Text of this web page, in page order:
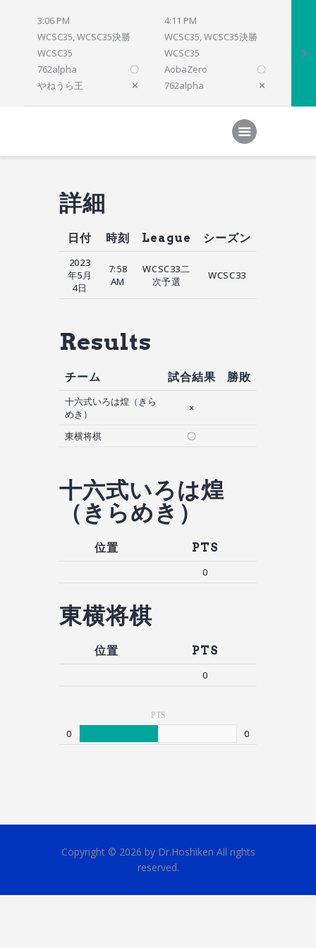
3:06 PM
WCSC35, WCSC35決勝
WCSC35
762alpha
〇
やねうら王
✕
4:11 PM
WCSC35, WCSC35決勝
WCSC35
AobaZero
〇
762alpha
✕
Home
参加プログラム
詳細
日付 時刻 League シーズン
2023
年5月
4日
7:58
AM
WCSC33二
次予選
WCSC33
Results
チーム 試合結果 勝敗
十六式いろは煌（きら
めき）
×
東横将棋 〇
十六式いろは煌
（きらめき）
位置 PTS
0
東横将棋
位置 PTS
0
PTS
0 0
Copyright © 2026 by Dr.Hoshiken All rights
reserved.